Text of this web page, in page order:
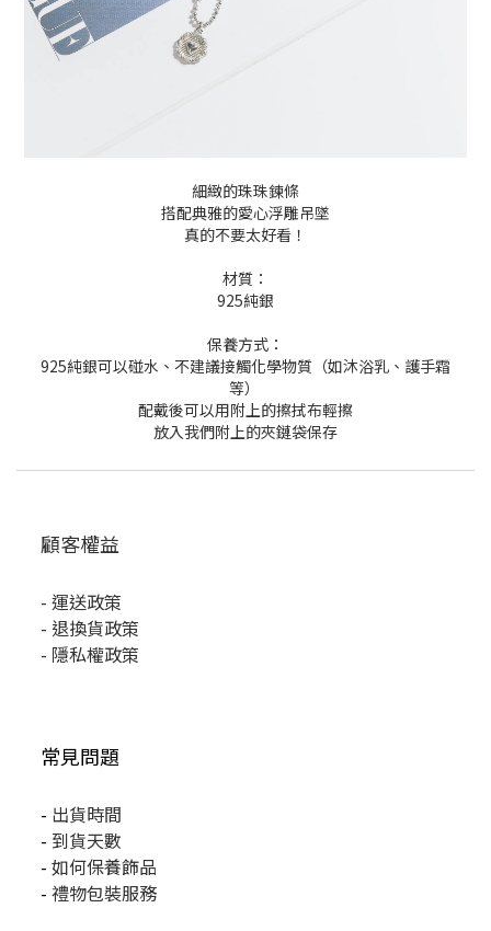
細緻的珠珠鍊條
搭配典雅的愛心浮雕吊墜
真的不要太好看！
材質：
925純銀
保養方式：
925純銀可以碰水、不建議接觸化學物質（如沐浴乳、護手霜
等）
配戴後可以用附上的擦拭布輕擦
放入我們附上的夾鏈袋保存
顧客權益
- 運送政策
- 退換貨政策
- 隱私權政策
常見問題
- 出貨時間
- 到貨天數
- 如何保養飾品
- 禮物包裝服務